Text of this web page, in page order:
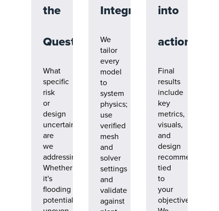
the
Questions
What
specific
risk
or
design
uncertainty
are
we
addressing?
Whether
it's
flooding
potential,
Integrity
We
tailor
every
model
to
system
physics;
use
verified
mesh
and
solver
settings
and
validate
against
into
action
Final
results
include
key
metrics,
visuals,
and
design
recommendations
tied
to
your
objectives.